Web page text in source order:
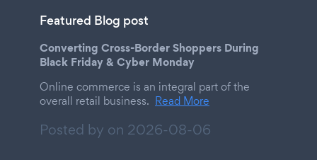
Featured Blog post
Converting Cross-Border Shoppers During
Black Friday & Cyber Monday
Online commerce is an integral part of the
overall retail business. Read More
Posted by on 2026-08-06